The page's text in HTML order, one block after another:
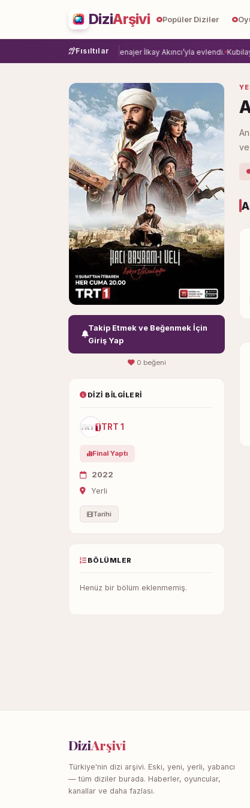
DiziArşivi Popüler Diziler
Fısıltılar
Damla Sönmez, menajer İlkay Akıncı’yla evlendi. Kubilay
Takip Etmek ve Beğenmek İçin
Giriş Yap
0 beğeni
DIZI BILGILERI
TRT 1
Final Yaptı
2022
Yerli
Tarihi
BÖLÜMLER
Henüz bir bölüm eklenmemiş.
ve
DiziArşivi
Türkiye'nin dizi arşivi. Eski, yeni, yerli, yabancı
— tüm diziler burada. Haberler, oyuncular,
kanallar ve daha fazlası.